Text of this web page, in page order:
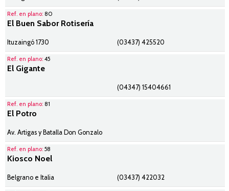
Ref. en plano: 80
El Buen Sabor Rotisería
Ituzaingó 1730 (03437) 425520
Ref. en plano:45
El Gigante
(04347) 15404661
Ref. en plano: 81
El Potro
Av. Artigas y Batalla Don Gonzalo
Ref. en plano:58
Kiosco Noel
Belgrano e Italia (03437) 422032